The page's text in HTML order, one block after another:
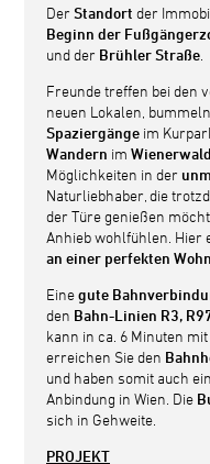
Der Standort der
Beginn der
und der Brühler Straße
Freunde treffen bei den
neuen Lokalen,
Spaziergänge im
Wandern im Wienerwald
Möglichkeiten in der
Naturliebhaber, die
der Türe genießen
Anhieb wohlfühlen. Hier
an einer perfekten
Einegute
den Bahn-Linien R3,
kann in ca. 6 Minuten
erreichen Sie den
und haben somit auch
Anbindung in Wien. Die
sich in Gehweite.
PROJEKT